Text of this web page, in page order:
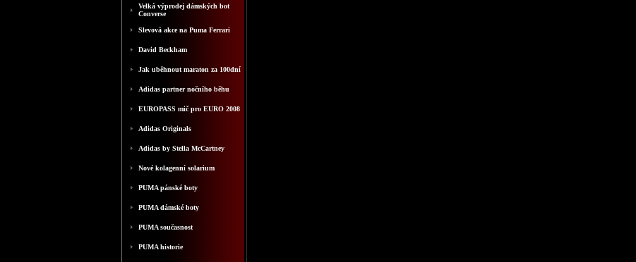
Velká výprodej dámských bot
Converse
Slevová akce na Puma Ferrari
David Beckham
Jak uběhnout maraton za 100dní
Adidas partner nočního běhu
EUROPASS mič pro EURO 2008
Adidas Originals
Adidas by Stella McCartney
Nové kolagenní solarium
PUMA pánské boty
PUMA dámské boty
PUMA současnost
PUMA historie